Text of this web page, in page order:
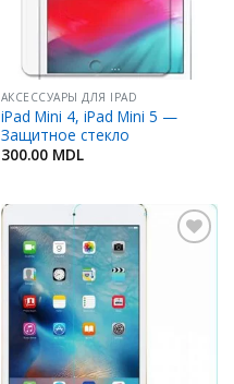
АКСЕССУАРЫ ДЛЯ IPAD
iPad Mini 4, iPad Mini 5 —
Защитное стекло
300.00 MDL